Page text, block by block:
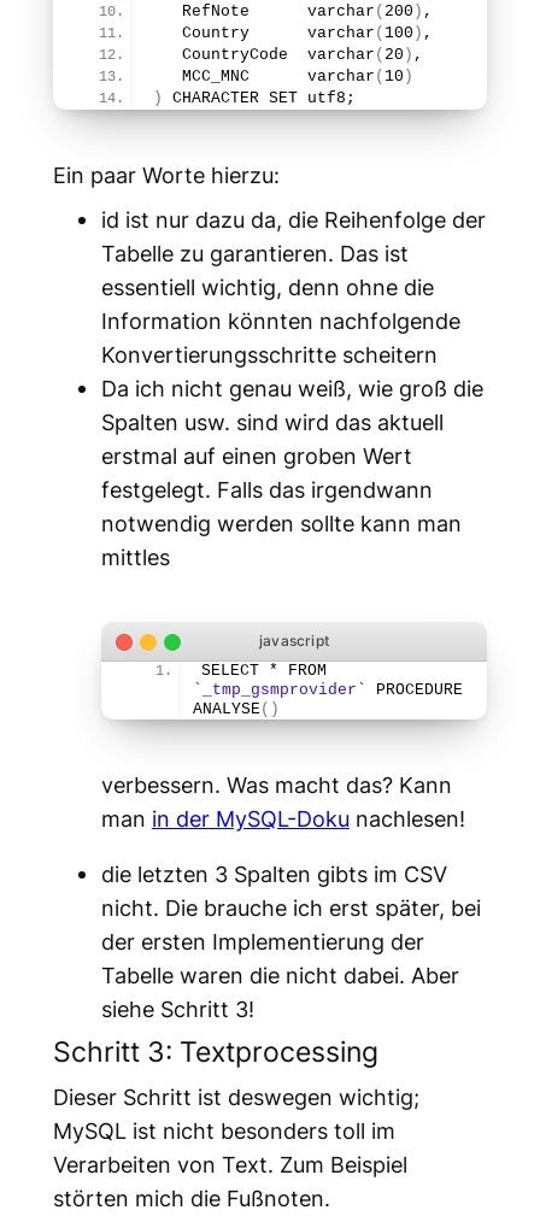
   RefNote
varchar ( 200 ) ,
   Country
varchar ( 100 ) ,
   CountryCode
varchar ( 20 ) ,
   MCC_MNC
varchar ( 10 )
)
CHARACTER SET utf8;
Ein paar Worte hierzu:
id ist nur dazu da, die Reihenfolge der
Tabelle zu garantieren. Das ist
essentiell wichtig, denn ohne die
Information könnten nachfolgende
Konvertierungsschritte scheitern
Da ich nicht genau weiß, wie groß die
Spalten usw. sind wird das aktuell
erstmal auf einen groben Wert
festgelegt. Falls das irgendwann
notwendig werden sollte kann man
mittles
`_tmp_gsmprovider`
PROCEDURE
ANALYSE( )
verbessern. Was macht das? Kann
man in der MySQL-Doku nachlesen!
die letzten 3 Spalten gibts im CSV
nicht. Die brauche ich erst später, bei
der ersten Implementierung der
Tabelle waren die nicht dabei. Aber
siehe Schritt 3!
Schritt 3: Textprocessing
Dieser Schritt ist deswegen wichtig;
MySQL ist nicht besonders toll im
Verarbeiten von Text. Zum Beispiel
störten mich die Fußnoten.